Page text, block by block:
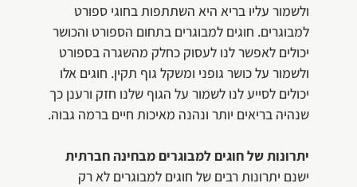
ולשמור עליו בריא היא השתתפות בחוגי ספורט
למבוגרים. חוגים למבוגרים בתחום הספורט והכושר
יכולים לאפשר לנו לעסוק כחלק מהשגרה בספורט
ולשמור על כושר גופני ומשקל גוף תקין. חוגים אלו
יכולים לסייע לנו לשמור על הגוף שלנו חזק ורענן כך
שנהיה בריאים יותר ונהנה מאיכות חיים ברמה גבוה.
יתרונות של חוגים למבוגרים מבחינה חברתית
ישנם יתרונות רבים של חוגים למבוגרים לא רק